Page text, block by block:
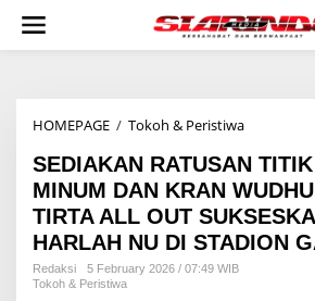
i
HOMEPAGE / Tokoh & Peristiwa
D
I
A
K
A
SEDIAKAN RATUSAN
MINUM DAN KRAN
TIRTA ALL OUT
HARLAH NU DI STADION
Redaksi
5 February 2026 / 07:49 WIB
Tokoh & Peristiwa